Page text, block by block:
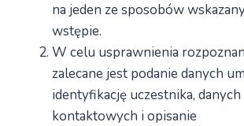
na jeden ze sposobów
wstępie.
W celu usprawnienia
zalecane jest podanie danych
identyfikację uczestnika, danych
kontaktowych i opisanie